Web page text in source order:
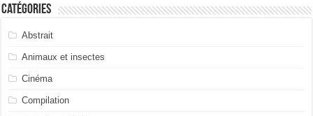
Catégories
Abstrait
Animaux et insectes
Cinéma
Compilation